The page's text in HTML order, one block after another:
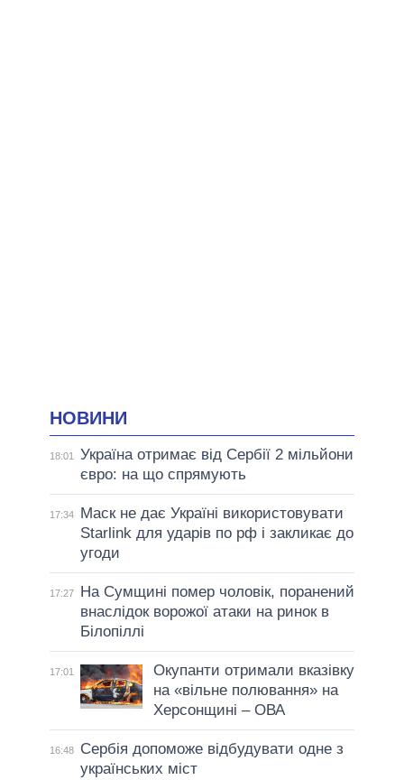
НОВИНИ
18:01
Україна отримає від Сербії 2 мільйони
євро: на що спрямують
17:34
Маск не дає Україні використовувати
Starlink для ударів по рф і закликає до
угоди
17:27
На Сумщині помер чоловік, поранений
внаслідок ворожої атаки на ринок в
Білопіллі
17:01
Окупанти отримали вказівку
на «вільне полювання» на
Херсонщині – ОВА
16:48
Сербія допоможе відбудувати одне з
українських міст